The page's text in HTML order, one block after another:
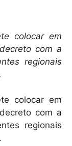
colocar em
com a
regionais
colocar em
com a
regionais